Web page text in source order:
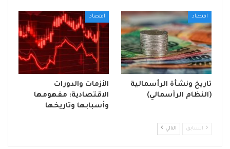
اقتصاد
تاريخ ونشأة الرأسمالية
(النظام الرأسمالي)
اقتصاد
الأزمات والدورات
الاقتصادية: مفهومها
وأسبابها وتاريخها
السابق التالي